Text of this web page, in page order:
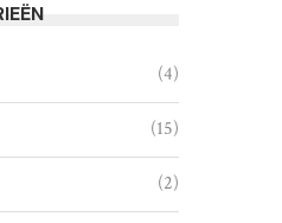
(4)
(15)
(2)